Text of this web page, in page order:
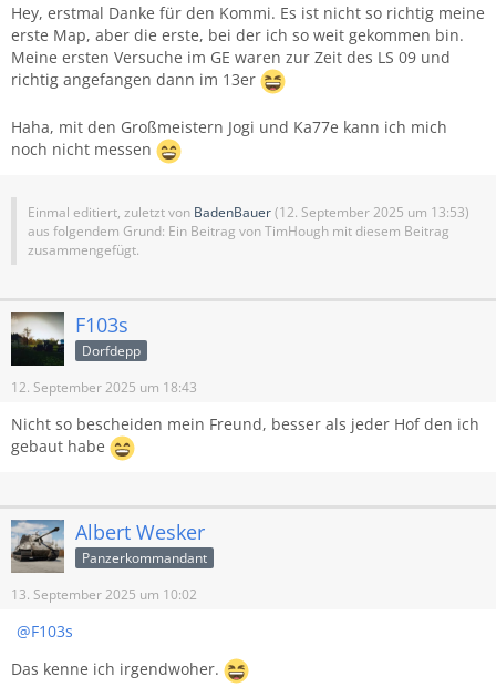
Hey, erstmal Danke für den Kommi. Es ist nicht so richtig meine
erste Map, aber die erste, bei der ich so weit gekommen bin.
Meine ersten Versuche im GE waren zur Zeit des LS 09 und
richtig angefangen dann im 13er
Haha, mit den Großmeistern Jogi und Ka77e kann ich mich
noch nicht messen
Einmal editiert, zuletzt von BadenBauer(12. September 2025 um 13:53)
aus folgendem Grund: Ein Beitrag von TimHough mit diesem Beitrag
zusammengefügt.
F103s
Dorfdepp
12. September 2025 um 18:43
Nicht so bescheiden mein Freund, besser als jeder Hof den ich
gebaut habe
Albert Wesker
Panzerkommandant
13. September 2025 um 10:02
F103s
Das kenne ich irgendwoher.